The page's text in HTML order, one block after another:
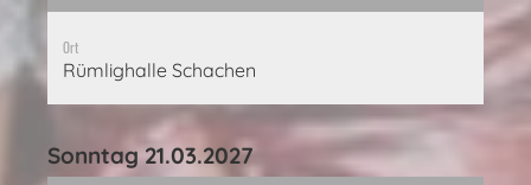
Ort
Rümlighalle Schachen
Sonntag 21.03.2027